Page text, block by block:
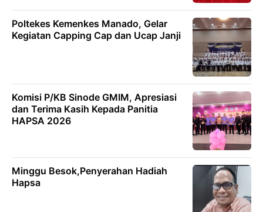
Poltekes Kemenkes Manado, Gelar
Kegiatan Capping Cap dan Ucap Janji
Komisi P/KB Sinode GMIM, Apresiasi
dan Terima Kasih Kepada Panitia
HAPSA 2026
Minggu Besok,Penyerahan Hadiah
Hapsa